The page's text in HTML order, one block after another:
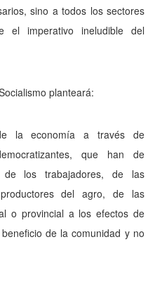
sino a todos los sectores
el imperativo ineludible del
planteará:
la economía a través de
que han de
de los trabajadores, de las
del agro, de las
o provincial a los efectos de
de la comunidad y no